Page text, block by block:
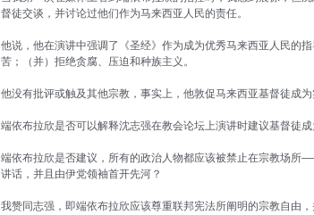
督徒交谈，并讨论过他们作为马来西亚人民的责任。
他说，他在演讲中强调了《圣经》作为成为优秀马来西亚人民的
苦；（并）拒绝贪腐、压迫和种族主义。
他没有批评或触及其他宗教，事实上，他敦促马来西亚基督徒成为
端依布拉欣是否可以解释沈志强在教会论坛上演讲时建议基督徒
端依布拉欣是否建议，所有的政治人物都应该被禁止在宗教场所
讲话，并且由伊党领袖首开先河？
我赞同志强，即端依布拉欣应该尊重联邦宪法所阐明的宗教自由